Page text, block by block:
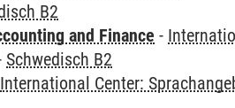
B2
and Finance -
Schwedisch B2
International Center: